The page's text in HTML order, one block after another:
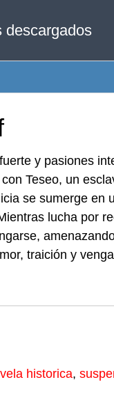
descargados
y pasiones
Teseo, un
se sumerge en
lucha por
traición y
historica,